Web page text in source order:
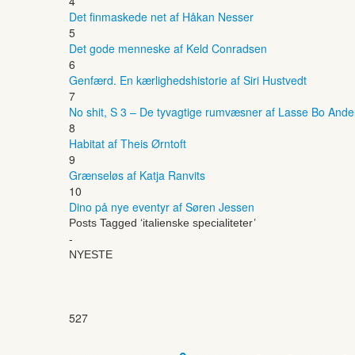
Det finmaskede net af Håkan Nesser
5
Det gode menneske af Keld Conradsen
6
Genfærd. En kærlighedshistorie af Siri Hustvedt
7
No shit, S 3 – De tyvagtige rumvæsner af Lasse Bo
8
Habitat af Theis Ørntoft
9
Grænseløs af Katja Ranvits
10
Dino på nye eventyr af Søren Jessen
Posts Tagged ‘italienske specialiteter’
-
NYESTE
527